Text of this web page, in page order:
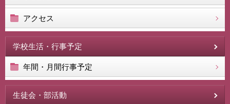
アクセス
学校生活・行事予定
年間・月間行事予定
生徒会・部活動